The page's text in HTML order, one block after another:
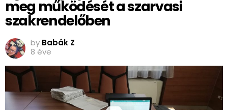
meg működését a szarvasi
szakrendelőben
by Babák Z
8 éve